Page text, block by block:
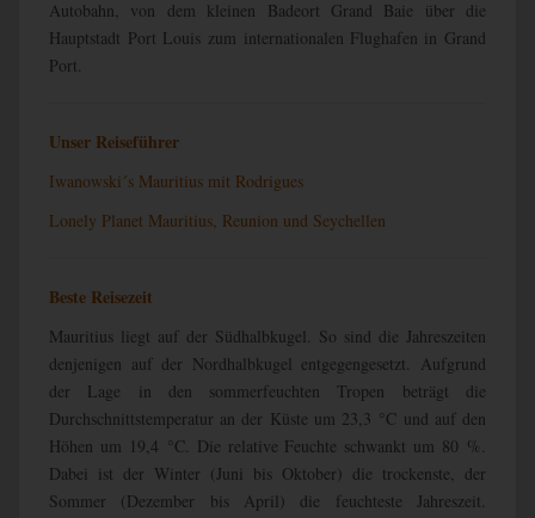
Autobahn, von dem kleinen Badeort Grand Baie über die
Hauptstadt Port Louis zum internationalen Flughafen in Grand
Port.
Unser Reiseführer
Iwanowski´s Mauritius mit Rodrigues
Lonely Planet Mauritius, Reunion und Seychellen
Beste Reisezeit
Mauritius liegt auf der Südhalbkugel. So sind die Jahreszeiten
denjenigen auf der Nordhalbkugel entgegengesetzt. Aufgrund
der Lage in den sommerfeuchten Tropen beträgt die
Durchschnittstemperatur an der Küste um 23,3 °C und auf den
Höhen um 19,4 °C. Die relative Feuchte schwankt um 80 %.
Dabei ist der Winter (Juni bis Oktober) die trockenste, der
Sommer (Dezember bis April) die feuchteste Jahreszeit.